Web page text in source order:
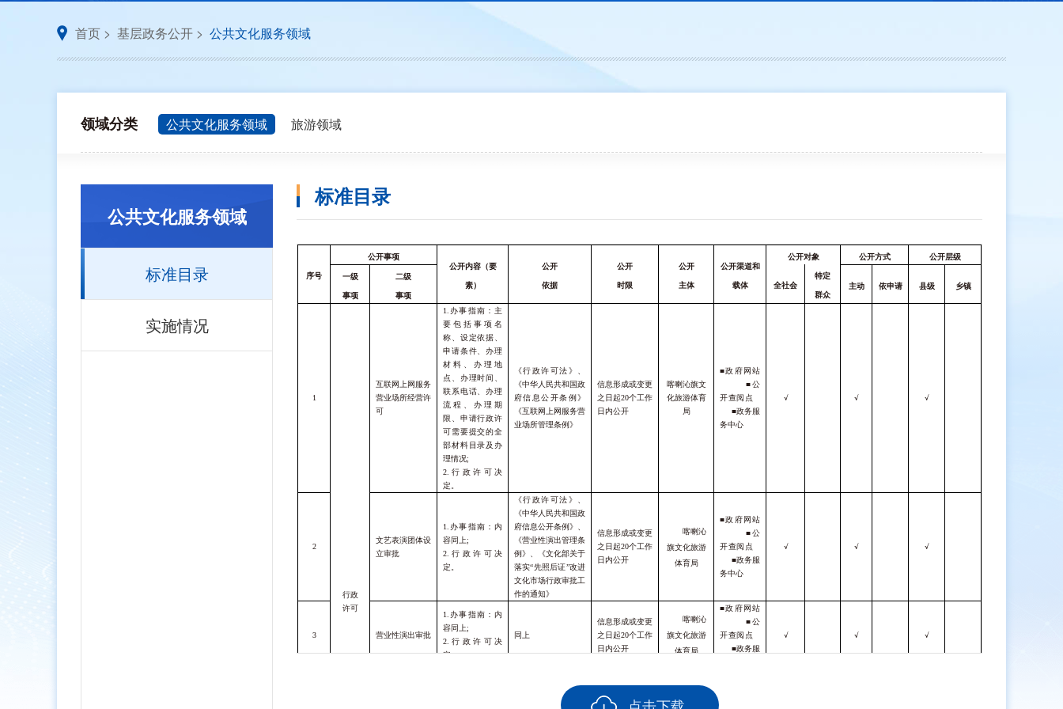
首页 > 基层政务公开 > 公共文化服务领域
领域分类 公共文化服务领域 旅游领域
公共文化服务领域
标准目录
实施情况
标准目录
序号
公开事项
公开内容（要
素）
公开
依据
公开
时限
公开
主体
公开渠道和
载体
公开对象 公开方式 公开层级
一级
事项
二级
事项
全社会
特定
群众
主动 依申请 县级 乡镇
1
行政
许可
互联网上网服务
营业场所经营许
可
1.办事指南：主
要包括事项名
称、设定依据、
申请条件、办理
材料、办理地
点、办理时间、
联系电话、办理
流程、办理期
限、申请行政许
可需要提交的全
部材料目录及办
理情况;
2.行政许可决
定。
《行政许可法》、
《中华人民共和国政
府信息公开条例》
《互联网上网服务营
业场所管理条例》
信息形成或变更
之日起20个工作
日内公开
喀喇沁旗文
化旅游体育
局
■政府网站
■公
开查阅点
■政务服
务中心
√ √ √
2
文艺表演团体设
立审批
1.办事指南：内
容同上;
2.行政许可决
定。
《行政许可法》、
《中华人民共和国政
府信息公开条例》、
《营业性演出管理条
例》、《文化部关于
落实“先照后证”改进
文化市场行政审批工
作的通知》
信息形成或变更
之日起20个工作
日内公开
喀喇沁
旗文化旅游
体育局
■政府网站
■公
开查阅点
■政务服
务中心
√ √ √
3 营业性演出审批
1.办事指南：内
容同上;
2.行政许可决
定。
同上
信息形成或变更
之日起20个工作
日内公开
喀喇沁
旗文化旅游
体育局
■政府网站
■公
开查阅点
■政务服
√ √ √
《行政许可法》；
《中华人民共和国政
之日起
20个工作
喀喇沁
旗文化旅游